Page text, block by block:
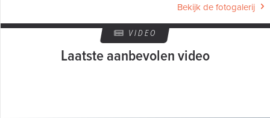
Bekijk de fotogalerij
VIDEO
Laatste aanbevolen video